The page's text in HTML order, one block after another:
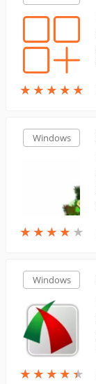
★ ★ ★ ★ ★
★ ★ ★ ★ ★
Windows
★ ★ ★ ★ ★
★ ★ ★ ★ ★
Windows
★ ★ ★ ★ ★
★ ★ ★ ★ ★